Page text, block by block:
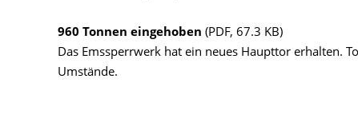
960 Tonnen eingehoben (PDF, 67.3 KB)
Das Emssperrwerk hat ein neues Haupttor erhalten.
Umstände.